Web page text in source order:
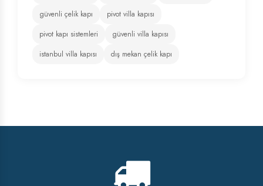
güvenli çelik kapı
pivot villa kapısı
pivot kapı sistemleri
güvenli villa kapısı
istanbul villa kapısı
dış mekan çelik kapı